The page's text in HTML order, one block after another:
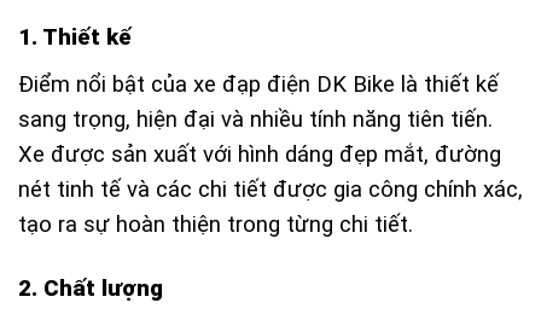
1. Thiết kế
Điểm nổi bật của xe đạp điện DK Bike là thiết kế
sang trọng, hiện đại và nhiều tính năng tiên tiến.
Xe được sản xuất với hình dáng đẹp mắt, đường
nét tinh tế và các chi tiết được gia công chính xác,
tạo ra sự hoàn thiện trong từng chi tiết.
2. Chất lượng